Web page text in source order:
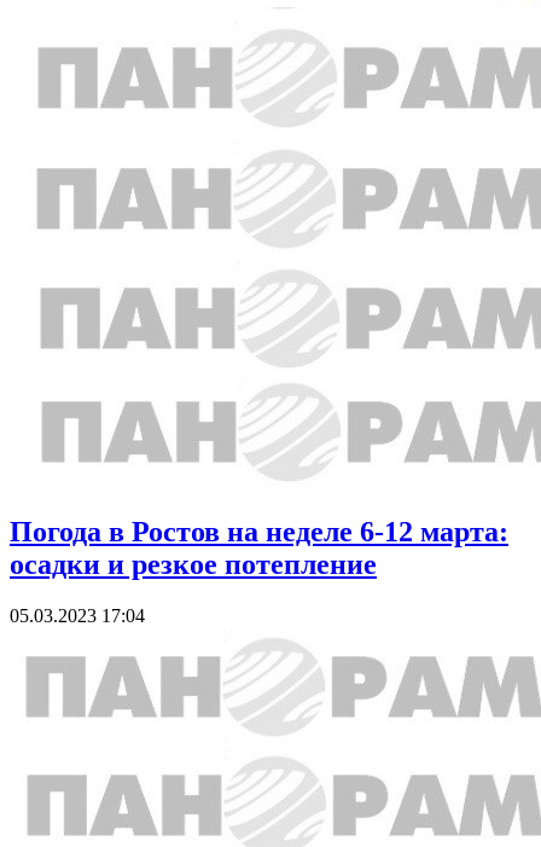
Погода в Ростов на неделе 6-12 марта:
осадки и резкое потепление
05.03.2023 17:04